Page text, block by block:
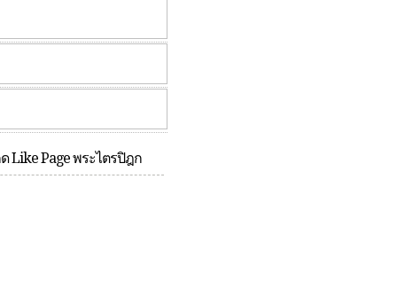
Like Page พระไตรปิฎก